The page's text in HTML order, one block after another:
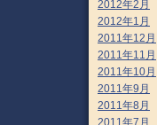
2012年2月
2012年1月
2011年12月
2011年11月
2011年10月
2011年9月
2011年8月
2011年7月